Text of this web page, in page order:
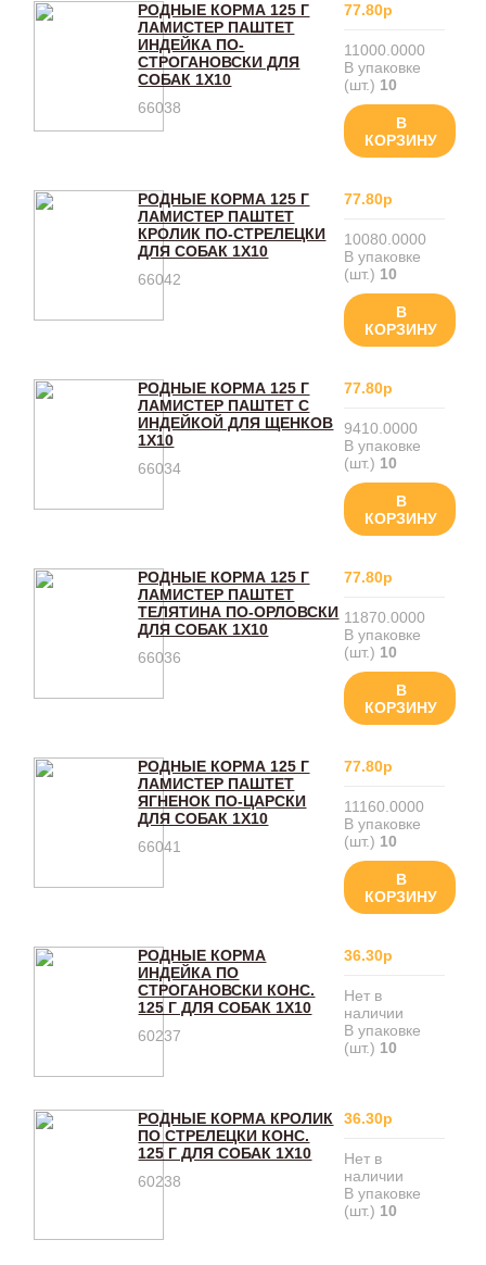
РОДНЫЕ КОРМА 125 Г
ЛАМИСТЕР ПАШТЕТ
ИНДЕЙКА ПО-
СТРОГАНОВСКИ ДЛЯ
СОБАК 1Х10
66038
77.80р
11000.0000
В упаковке
(шт.) 10
В
КОРЗИНУ
РОДНЫЕ КОРМА 125 Г
ЛАМИСТЕР ПАШТЕТ
КРОЛИК ПО-СТРЕЛЕЦКИ
ДЛЯ СОБАК 1Х10
66042
77.80р
10080.0000
В упаковке
(шт.) 10
В
КОРЗИНУ
РОДНЫЕ КОРМА 125 Г
ЛАМИСТЕР ПАШТЕТ С
ИНДЕЙКОЙ ДЛЯ ЩЕНКОВ
1Х10
66034
77.80р
9410.0000
В упаковке
(шт.) 10
В
КОРЗИНУ
РОДНЫЕ КОРМА 125 Г
ЛАМИСТЕР ПАШТЕТ
ТЕЛЯТИНА ПО-ОРЛОВСКИ
ДЛЯ СОБАК 1Х10
66036
77.80р
11870.0000
В упаковке
(шт.) 10
В
КОРЗИНУ
РОДНЫЕ КОРМА 125 Г
ЛАМИСТЕР ПАШТЕТ
ЯГНЕНОК ПО-ЦАРСКИ
ДЛЯ СОБАК 1Х10
66041
77.80р
11160.0000
В упаковке
(шт.) 10
В
КОРЗИНУ
РОДНЫЕ КОРМА
ИНДЕЙКА ПО
СТРОГАНОВСКИ КОНС.
125 Г ДЛЯ СОБАК 1Х10
60237
36.30р
Нет в
наличии
В упаковке
(шт.) 10
РОДНЫЕ КОРМА КРОЛИК
ПО СТРЕЛЕЦКИ КОНС.
125 Г ДЛЯ СОБАК 1Х10
60238
36.30р
Нет в
наличии
В упаковке
(шт.) 10